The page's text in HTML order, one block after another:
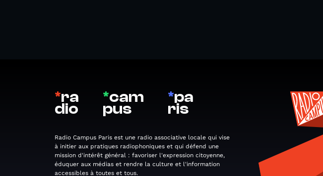
*ra
dio
*cam
pus
*pa
ris
Radio Campus Paris est une radio associative locale qui vise
à initier aux pratiques radiophoniques et qui défend une
mission d'intérêt général : favoriser l'expression citoyenne,
éduquer aux médias et rendre la culture et l'information
accessibles à toutes et tous.